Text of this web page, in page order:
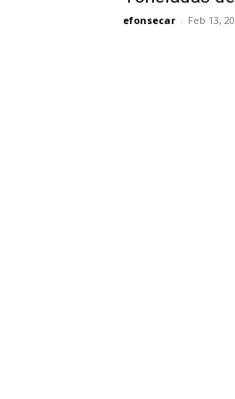
efonsecar - Feb 13,